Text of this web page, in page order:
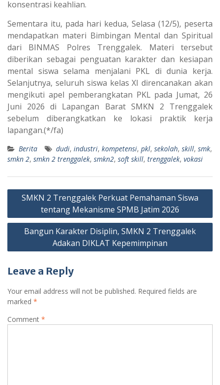
konsentrasi keahlian.
Sementara itu, pada hari kedua, Selasa (12/5), peserta
mendapatkan materi Bimbingan Mental dan Spiritual
dari BINMAS Polres Trenggalek. Materi tersebut
diberikan sebagai penguatan karakter dan kesiapan
mental siswa selama menjalani PKL di dunia kerja.
Selanjutnya, seluruh siswa kelas XI direncanakan akan
mengikuti apel pemberangkatan PKL pada Jumat, 26
Juni 2026 di Lapangan Barat SMKN 2 Trenggalek
sebelum diberangkatkan ke lokasi praktik kerja
lapangan.(*/fa)
Berita dudi, industri, kompetensi, pkl, sekolah, skill, smk,
smkn 2, smkn 2 trenggalek, smkn2, soft skill, trenggalek, vokasi
Post
navigation
SMKN 2 Trenggalek Perkuat Pemahaman Siswa
tentang Mekanisme SPMB Jatim 2026
Bangun Karakter Disiplin, SMKN 2 Trenggalek
Adakan DIKLAT Kepemimpinan
Leave a Reply
Your email address will not be published. Required fields are
marked *
Comment *